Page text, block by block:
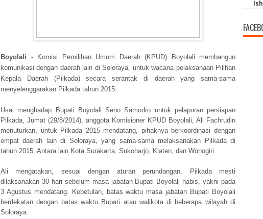
Boyolali - Komisi Pemilihan Umum Daerah (KPUD) Boyolali membangun
komunikasi dengan daerah lain di Soloraya, untuk wacana pelaksanaan Pilihan
Kepala Daerah (Pilkada) secara serantak di daerah yang sama-sama
menyelenggarakan Pilkada tahun 2015.
Usai menghadap Bupati Boyolali Seno Samodro untuk pelaporan persiapan
Pilkada, Jumat (29/8/2014), anggota Komisioner KPUD Boyolali, Ali Fachrudin
menuturkan, untuk Pilkada 2015 mendatang, pihaknya berkoordinasi dengan
empat daerah lain di Soloraya, yang sama-sama melaksanakan Pilkada di
tahun 2015. Antara lain Kota Surakarta, Sukoharjo, Klaten, dan Wonogiri.
Ali mengatakan, sesuai dengan aturan perundangan, Pilkada mesti
dilaksanakan 30 hari sebelum masa jabatan Bupati Boyolali habis, yakni pada
3 Agustus mendatang. Kebetulan, batas waktu masa jabatan Bupati Boyolali
berdekatan dengan batas waktu Bupati atau walikota di beberapa wilayah di
Soloraya.